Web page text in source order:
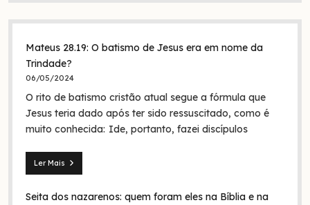
Mateus 28.19: O batismo de Jesus era em nome da
Trindade?
06/05/2024
O rito de batismo cristão atual segue a fórmula que
Jesus teria dado após ter sido ressuscitado, como é
muito conhecida: Ide, portanto, fazei discípulos
Ler Mais
Mateus
O
Seita dos nazarenos: quem foram eles na Bíblia e na